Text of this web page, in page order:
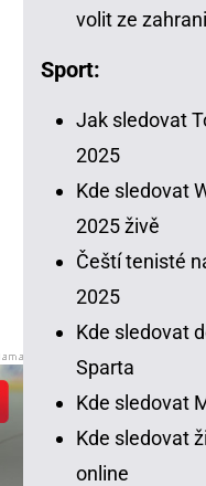
volit ze
Sport:
Jak sledovat
2025
Kde sledovat
2025 živě
Čeští tenisté
2025
Kde sledovat
Sparta
Kde sledovat
Kde sledovat
online